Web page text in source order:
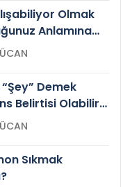
Olmak
Anlamına
Demek
Belirtisi Olabilir
Sıkmak